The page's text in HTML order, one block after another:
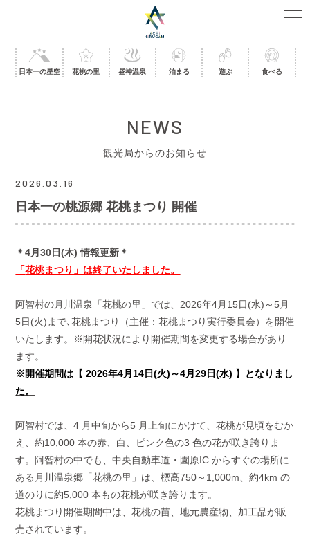
日本一の星空 花桃の里 昼神温泉 泊まる 遊ぶ 食べる
NEWS
観光局からのお知らせ
2026.03.16
日本一の桃源郷 花桃まつり 開催
＊4月30日(木) 情報更新＊
「花桃まつり」は終了いたしました。
阿智村の月川温泉「花桃の里」では、2026年4月15日(水)～5月
5日(火)まで､花桃まつり（主催：花桃まつり実行委員会）を開催
いたします。※開花状況により開催期間を変更する場合があり
ます。
※開催期間は【 2026年4月14日(火)～4月29日(水) 】となりまし
た。
阿智村では、4 月中旬から5 月上旬にかけて、花桃が見頃をむか
え、約10,000 本の赤、白、ピンク色の3 色の花が咲き誇りま
す。阿智村の中でも、中央自動車道・園原IC からすぐの場所に
ある月川温泉郷「花桃の里」は、標高750～1,000m、約4km の
道のりに約5,000 本もの花桃が咲き誇ります。
花桃まつり開催期間中は、花桃の苗、地元農産物、加工品が販
売されています。